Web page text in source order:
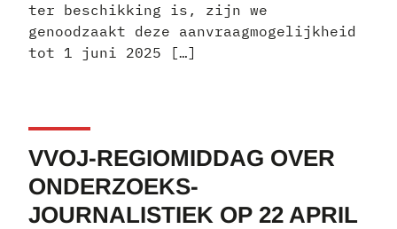
ter beschikking is, zijn we
genoodzaakt deze aanvraagmogelijkheid
tot 1 juni 2025 […]
VVOJ-REGIOMIDDAG OVER
ONDERZOEKS-
JOURNALISTIEK OP 22 APRIL